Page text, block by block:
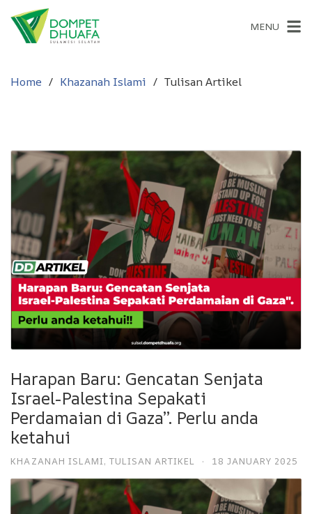
MENU
Home Khazanah Islami Tulisan Artikel
Harapan Baru: Gencatan Senjata
Israel-Palestina Sepakati
Perdamaian di Gaza”. Perlu anda
ketahui
KHAZANAH ISLAMI, TULISAN ARTIKEL · 18 JANUARY 2025